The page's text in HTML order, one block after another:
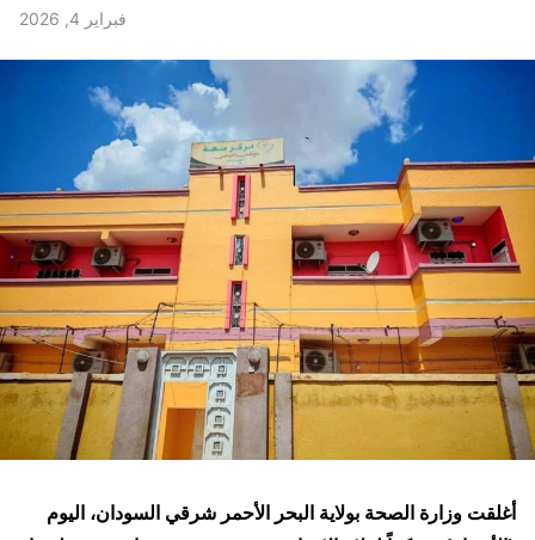
فبراير 4, 2026
أغلقت وزارة الصحة بولاية البحر الأحمر شرقي السودان، اليوم